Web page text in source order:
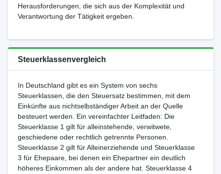
Herausforderungen, die sich aus der Komplexität und
Verantwortung der Tätigkeit ergeben.
Steuerklassenvergleich
In Deutschland gibt es ein System von sechs
Steuerklassen, die den Steuersatz bestimmen, mit dem
Einkünfte aus nichtselbständiger Arbeit an der Quelle
besteuert werden. Ein vereinfachter Leitfaden: Die
Steuerklasse 1 gilt für alleinstehende, verwitwete,
geschiedene oder rechtlich getrennte Personen.
Steuerklasse 2 gilt für Alleinerziehende und Steuerklasse
3 für Ehepaare, bei denen ein Ehepartner ein deutlich
höheres Einkommen als der andere hat. Steuerklasse 4